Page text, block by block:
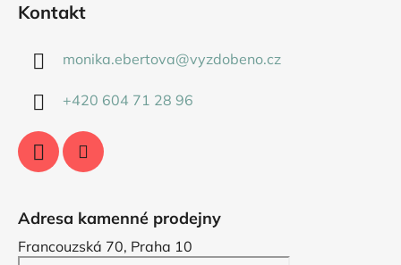
Kontakt
monika.ebertova@vyzdobeno.cz
+420 604 71 28 96
Adresa kamenné prodejny
Francouzská 70, Praha 10